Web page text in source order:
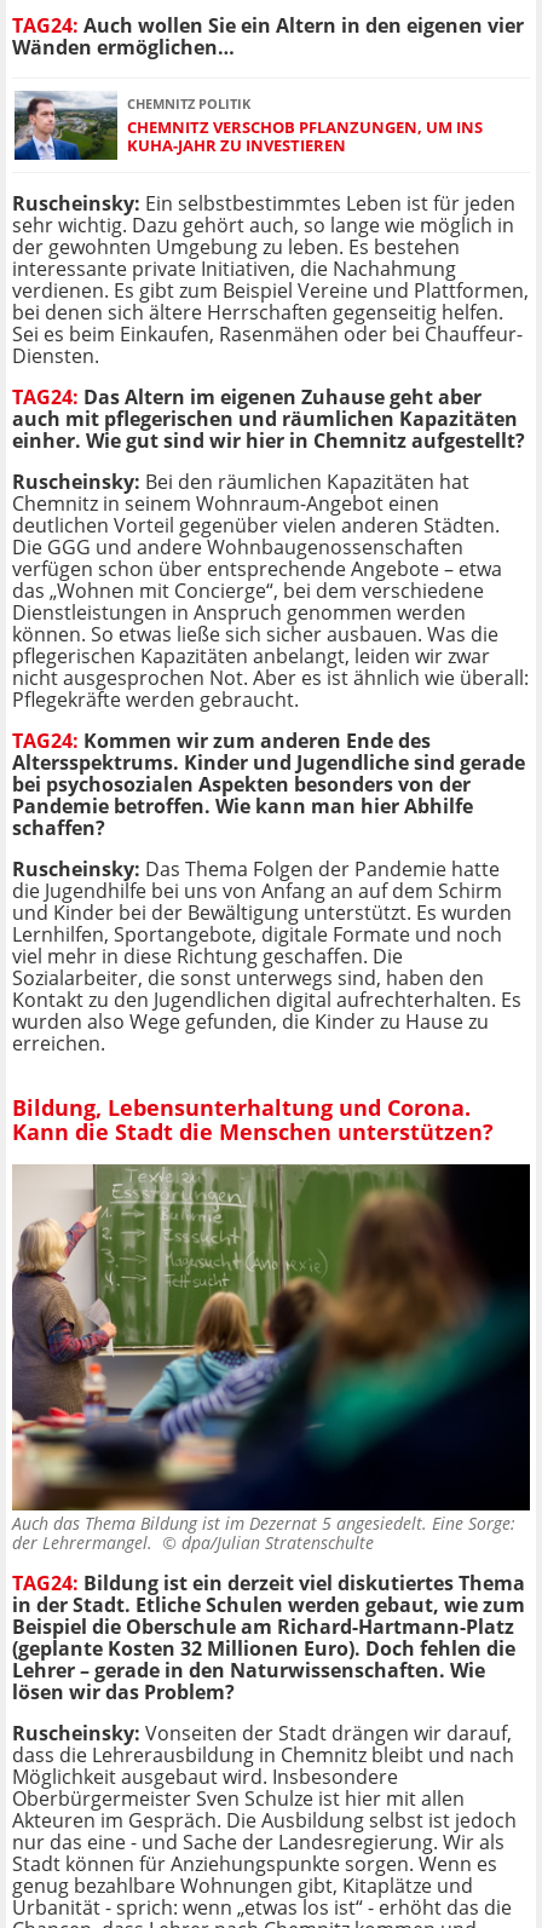
TAG24: Auch wollen Sie ein Altern in den eigenen vier
Wänden ermöglichen…
CHEMNITZ POLITIK
CHEMNITZ VERSCHOB PFLANZUNGEN, UM INS
KUHA-JAHR ZU INVESTIEREN
Ruscheinsky: Ein selbstbestimmtes Leben ist für jeden
sehr wichtig. Dazu gehört auch, so lange wie möglich in
der gewohnten Umgebung zu leben. Es bestehen
interessante private Initiativen, die Nachahmung
verdienen. Es gibt zum Beispiel Vereine und Plattformen,
bei denen sich ältere Herrschaften gegenseitig helfen.
Sei es beim Einkaufen, Rasenmähen oder bei Chauffeur-
Diensten.
TAG24: Das Altern im eigenen Zuhause geht aber
auch mit pflegerischen und räumlichen Kapazitäten
einher. Wie gut sind wir hier in Chemnitz aufgestellt?
Ruscheinsky: Bei den räumlichen Kapazitäten hat
Chemnitz in seinem Wohnraum-Angebot einen
deutlichen Vorteil gegenüber vielen anderen Städten.
Die GGG und andere Wohnbaugenossenschaften
verfügen schon über entsprechende Angebote – etwa
das „Wohnen mit Concierge“, bei dem verschiedene
Dienstleistungen in Anspruch genommen werden
können. So etwas ließe sich sicher ausbauen. Was die
pflegerischen Kapazitäten anbelangt, leiden wir zwar
nicht ausgesprochen Not. Aber es ist ähnlich wie überall:
Pflegekräfte werden gebraucht.
TAG24: Kommen wir zum anderen Ende des
Altersspektrums. Kinder und Jugendliche sind gerade
bei psychosozialen Aspekten besonders von der
Pandemie betroffen. Wie kann man hier Abhilfe
schaffen?
Ruscheinsky: Das Thema Folgen der Pandemie hatte
die Jugendhilfe bei uns von Anfang an auf dem Schirm
und Kinder bei der Bewältigung unterstützt. Es wurden
Lernhilfen, Sportangebote, digitale Formate und noch
viel mehr in diese Richtung geschaffen. Die
Sozialarbeiter, die sonst unterwegs sind, haben den
Kontakt zu den Jugendlichen digital aufrechterhalten. Es
wurden also Wege gefunden, die Kinder zu Hause zu
erreichen.
Bildung, Lebensunterhaltung und Corona.
Kann die Stadt die Menschen unterstützen?
Auch das Thema Bildung ist im Dezernat 5 angesiedelt. Eine Sorge:
der Lehrermangel. © dpa/Julian Stratenschulte
TAG24: Bildung ist ein derzeit viel diskutiertes Thema
in der Stadt. Etliche Schulen werden gebaut, wie zum
Beispiel die Oberschule am Richard-Hartmann-Platz
(geplante Kosten 32 Millionen Euro). Doch fehlen die
Lehrer – gerade in den Naturwissenschaften. Wie
lösen wir das Problem?
Ruscheinsky: Vonseiten der Stadt drängen wir darauf,
dass die Lehrerausbildung in Chemnitz bleibt und nach
Möglichkeit ausgebaut wird. Insbesondere
Oberbürgermeister Sven Schulze ist hier mit allen
Akteuren im Gespräch. Die Ausbildung selbst ist jedoch
nur das eine - und Sache der Landesregierung. Wir als
Stadt können für Anziehungspunkte sorgen. Wenn es
genug bezahlbare Wohnungen gibt, Kitaplätze und
Urbanität - sprich: wenn „etwas los ist“ - erhöht das die